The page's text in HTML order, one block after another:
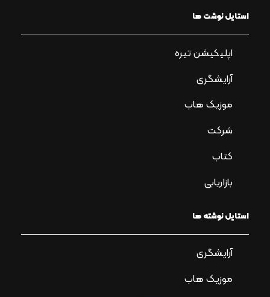
استایل نوشت ها
اپلیکیشن تیره
آرایشگری
موزیک هاب
شرکت
کتاب
بازاریابی
استایل نوشته ها
آرایشگری
موزیک هاب